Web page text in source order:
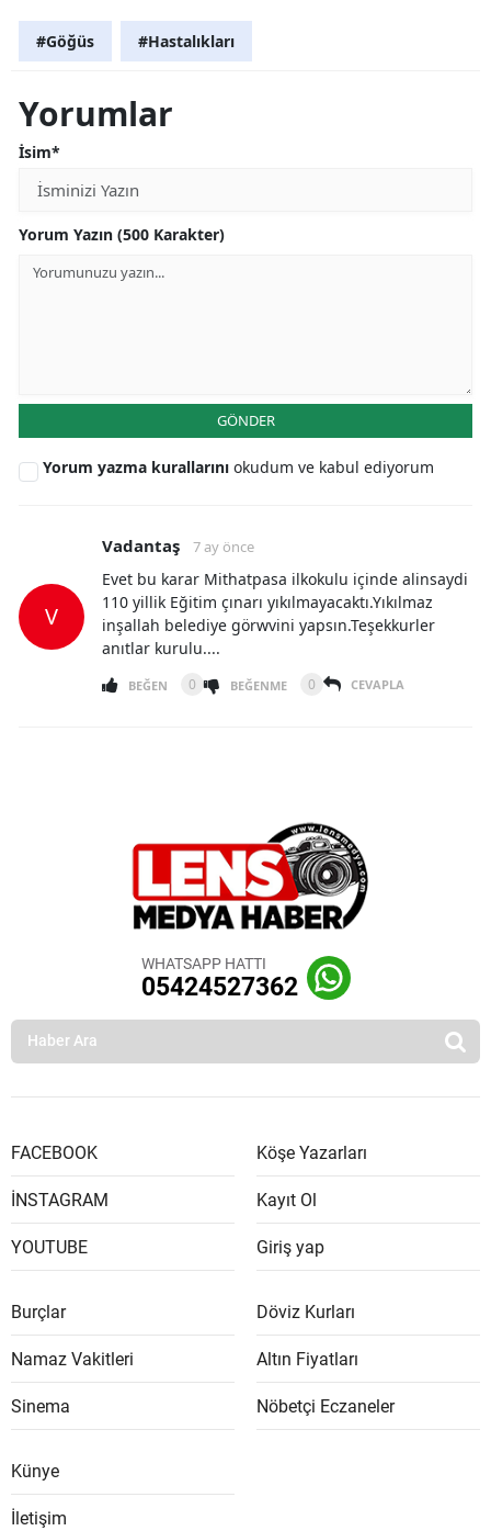
#Göğüs #Hastalıkları
Yorumlar
İsim*
Yorum Yazın (500 Karakter)
GÖNDER
Yorum yazma kurallarını okudum ve kabul ediyorum
V
Vadantaş 7 ay önce
Evet bu karar Mithatpasa ilkokulu içinde alinsaydi
110 yillik Eğitim çınarı yıkılmayacaktı.Yıkılmaz
inşallah belediye görwvini yapsın.Teşekkurler
anıtlar kurulu....
BEĞEN 0 BEĞENME 0 CEVAPLA
WHATSAPP HATTI
05424527362
FACEBOOK
İNSTAGRAM
YOUTUBE
Köşe Yazarları
Kayıt Ol
Giriş yap
Burçlar
Namaz Vakitleri
Sinema
Döviz Kurları
Altın Fiyatları
Nöbetçi Eczaneler
Künye
İletişim